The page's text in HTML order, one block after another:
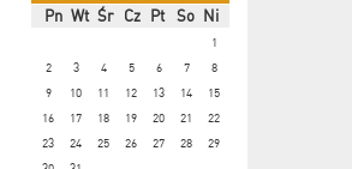
Pn Wt Śr Cz Pt So Ni
1
2
3 4 5 6 7
8
9
10 11 12 13 14
15
16
17 18 19 20 21
22
23
24 25 26 27 28
29